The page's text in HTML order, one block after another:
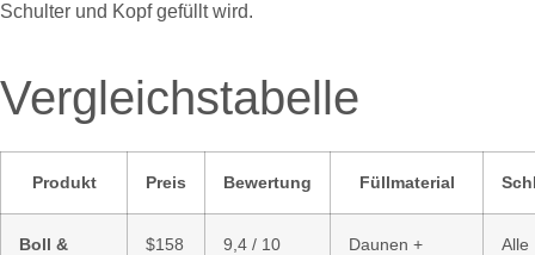
Schulter und Kopf gefüllt wird.
Vergleichstabelle
Produkt Preis Bewertung Füllmaterial
Boll &
$158 9,4 / 10
Daunen +
Alle